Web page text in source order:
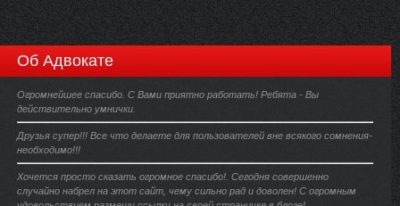
Об Адвокате
Огромнейшее спасибо. С Вами приятно работать! Ребята - Вы
действительно умнички.
Друзья супер!!! Все что делаете для пользователей вне всякого сомнения-
необходимо!!!
Хочется просто сказать огромное спасибо!. Сегодня совершенно
случайно набрел на этот сайт, чему сильно рад и доволен! С огромным